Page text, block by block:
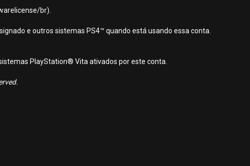
br).
e outros sistemas PS4™ quando está usando essa conta.
PlayStation® Vita ativados por este conta.